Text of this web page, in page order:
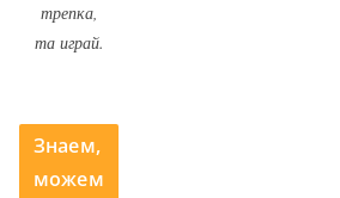
трепка,
та играй.
Знаем,
можем